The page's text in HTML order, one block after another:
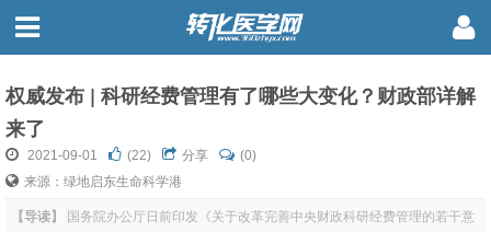
权威发布 | 科研经费管理有了哪些大变化？财政部详解
来了
2021-09-01 (22) 分享
(0)
来源：绿地启东生命科学港
【导读】
国务院办公厅日前印发《关于改革完善中央财政科研经费管理的若干意